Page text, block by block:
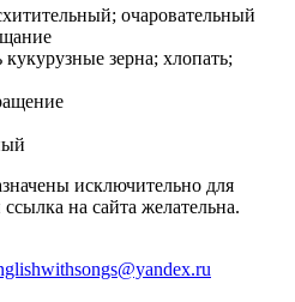
очаровательный
зерна; хлопать;
исключительно для
на сайта желательна.